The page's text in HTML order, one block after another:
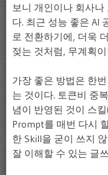
보니 개인이나 회사
다. 최근 성능 좋은 AI
로 전환하기에, 더욱
젖는 것처럼, 무계획
가장 좋은 방법은 한
는 것이다. 토큰비 중
념이 반영된 것이 스
Prompt를 매번 다시
한 Skill을 굳이 쓰지
잘 이해할 수 있는 글